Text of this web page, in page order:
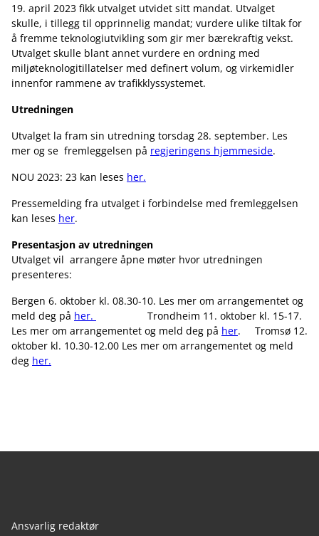
19. april 2023 fikk utvalget utvidet sitt mandat. Utvalget
skulle, i tillegg til opprinnelig mandat; vurdere ulike tiltak for
å fremme teknologiutvikling som gir mer bærekraftig vekst.
Utvalget skulle blant annet vurdere en ordning med
miljøteknologitillatelser med definert volum, og virkemidler
innenfor rammene av trafikklyssystemet.
Utredningen
Utvalget la fram sin utredning torsdag 28. september. Les
mer og se fremleggelsen på regjeringens hjemmeside.
NOU 2023: 23 kan leses her.
Pressemelding fra utvalget i forbindelse med fremleggelsen
kan leses her.
Presentasjon av utredningen
Utvalget vil arrangere åpne møter hvor utredningen
presenteres:
Bergen 6. oktober kl. 08.30-10. Les mer om arrangementet og
meld deg på her.
Trondheim 11. oktober kl. 15-17.
Les mer om arrangementet og meld deg på her. Tromsø 12.
oktober kl. 10.30-12.00 Les mer om arrangementet og meld
deg her.
Ansvarlig redaktør